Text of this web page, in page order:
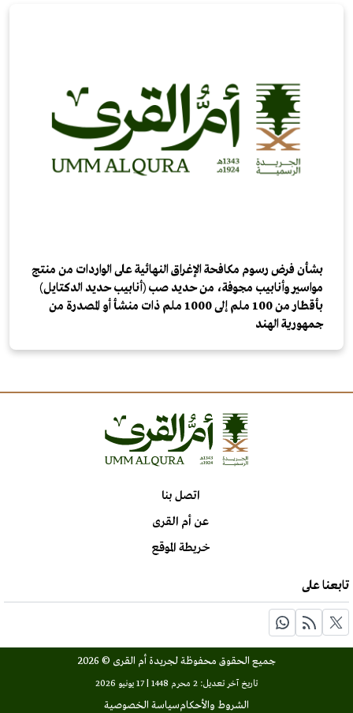
بشأن فرض رسوم مكافحة الإغراق النهائية على الواردات من منتج
مواسير وأنابيب مجوفة، من حديد صب (أنابيب حديد الدكتايل)
بأقطار من 100 ملم إلى 1000 ملم ذات منشأ أو المصدرة من
جمهورية الهند
اتصل بنا
عن أم القرى
خريطة الموقع
تابعنا على
جميع الحقوق محفوظة لجريدة أم القرى © 2026
تاريخ آخر تعديل: 2 محرم 1448 | 17 يونيو 2026
الشروط والأحكامسياسة الخصوصية